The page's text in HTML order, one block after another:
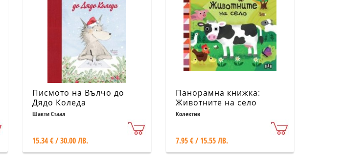
Писмото на Вълчо до
Дядо Коледа
Шакти Стаал
15.34 € / 30.00 ЛВ.
Панорамна книжка:
Животните на село
Колектив
7.95 € / 15.55 ЛВ.